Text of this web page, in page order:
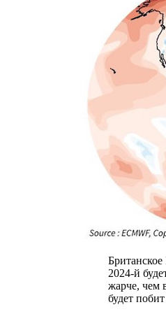
2024-й
жарче, чем
будет